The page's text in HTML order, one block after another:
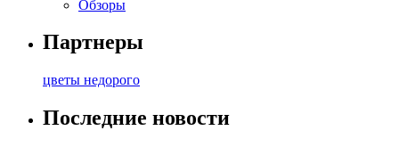
Обзоры
Партнеры
цветы недорого
Последние новости